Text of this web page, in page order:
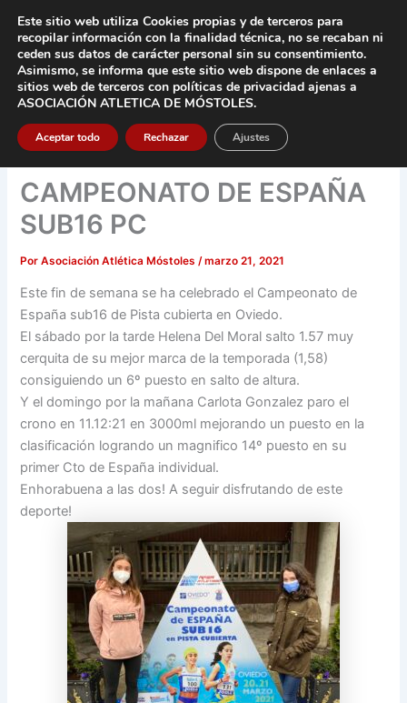
contenido
CAMPEONATO DE ESPAÑA
SUB16 PC
PorAsociación Atlética Móstoles/marzo 21, 2021
Este fin de semana se ha celebrado el Campeonato de
España sub16 de Pista cubierta en Oviedo.
El sábado por la tarde Helena Del Moral salto 1.57 muy
cerquita de su mejor marca de la temporada (1,58)
consiguiendo un 6º puesto en salto de altura.
Y el domingo por la mañana Carlota Gonzalez paro el
crono en 11.12:21 en 3000ml mejorando un puesto en la
clasificación logrando un magnifico 14º puesto en su
primer Cto de España individual.
Enhorabuena a las dos! A seguir disfrutando de este
deporte!
Este sitio web utiliza Cookies propias y de terceros para
recopilar información con la finalidad técnica, no se recaban ni
ceden sus datos de carácter personal sin su consentimiento.
Asimismo, se informa que este sitio web dispone de enlaces a
sitios web de terceros con políticas de privacidad ajenas a
ASOCIACIÓN ATLETICA DE MÓSTOLES.
Aceptar todo Rechazar Ajustes